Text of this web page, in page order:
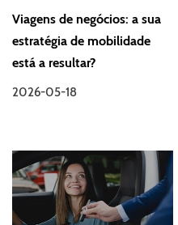
Viagens de negócios: a sua
estratégia de mobilidade
está a resultar?
2026-05-18